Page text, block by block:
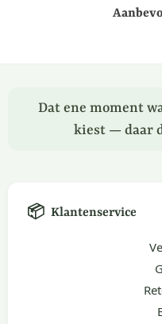
Dat ene moment
kiest — daar
📦 Klantenservice